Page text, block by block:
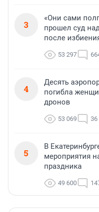
3
«Они сами
прошел суд
после
53 297
4
Десять
погибла
дронов
53 069 36
5
В
мероприятия
праздника
49 600